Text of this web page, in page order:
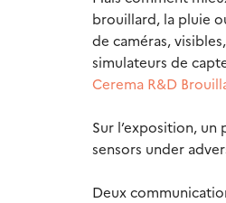
brouillard, la pluie
de caméras,
simulateurs de
Cerema R&D
Sur l’exposition,
sensors under
Deux